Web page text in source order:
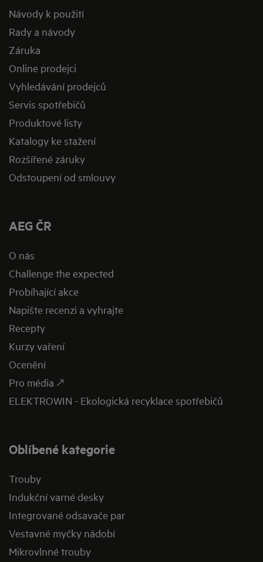
Návody k použití
Rady a návody
Záruka
Online prodejci
Vyhledávání prodejců
Servis spotřebičů
Produktové listy
Katalogy ke stažení
Rozšířené záruky
Odstoupení od smlouvy
AEG ČR
O nás
Challenge the expected
Probíhající akce
Napište recenzi a vyhrajte
Recepty
Kurzy vaření
Ocenění
Pro média 🡕
ELEKTROWIN - Ekologická recyklace spotřebičů
Oblíbené kategorie
Trouby
Indukční varné desky
Integrované odsavače par
Vestavné myčky nádobí
Mikrovlnné trouby